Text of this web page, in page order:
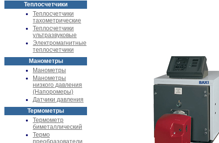
Теплосчетчики
Теплосчетчики
тахометрические
Теплосчетчики
ультразвуковые
Электромагнитные
теплосчетчики
Манометры
Манометры
Манометры
низкого давления
(Напоромеры)
Датчики давления
Термометры
Термометр
биметаллический
Термо
преобразователи